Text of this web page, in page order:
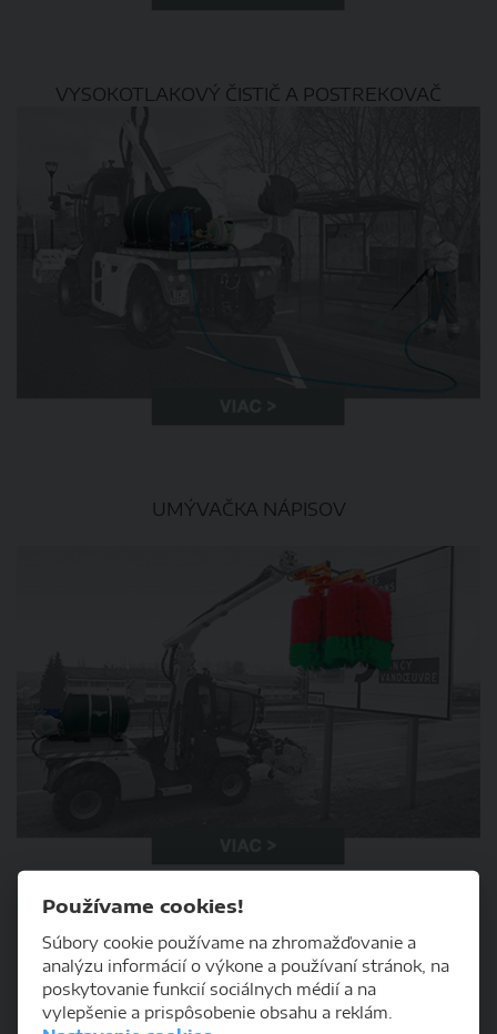
​​​​VYSOKOTLAKOVÝ ČISTIČ A POSTREKOVAČ
UMÝVAČKA NÁPISOV
ZIMNÁ ÚDRŽBA
Používame cookies!
Súbory cookie používame na zhromažďovanie a
analýzu informácií o výkone a používaní stránok, na
poskytovanie funkcií sociálnych médií a na
vylepšenie a prispôsobenie obsahu a reklám.